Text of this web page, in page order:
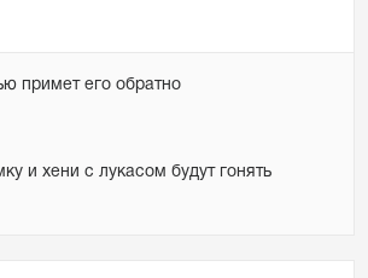
примет его обратно
и хени с лукасом будут гонять